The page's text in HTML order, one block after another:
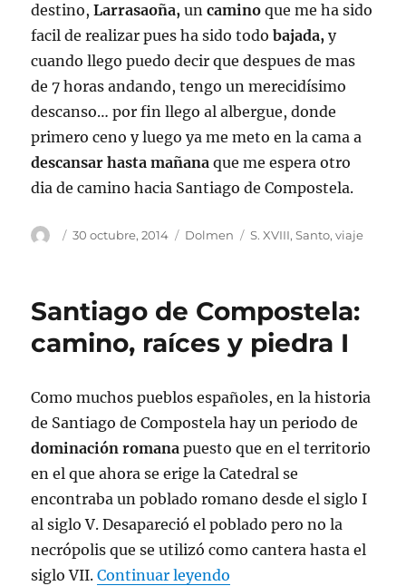
destino,Larrasaoña, uncamino que me ha sido
facil de realizar pues ha sido todobajada, y
cuando llego puedo decir que despues de mas
de 7 horas andando, tengo un merecidísimo
descanso… por fin llego al albergue, donde
primero ceno y luego ya me meto en la cama a
descansar hasta mañana que me espera otro
dia de camino hacia Santiago de Compostela.
Autor
Publicado
30 octubre, 2014 Categorías
Dolmen Etiquetas
S. XVIII,Santo,viaje
Santiago de Compostela:
camino, raíces y piedra I
Como muchos pueblos españoles, en la historia
de Santiago de Compostela hay un periodo de
dominación romana puesto que en el territorio
en el que ahora se erige la Catedral se
encontraba un poblado romano desde el siglo I
al siglo V. Desapareció el poblado pero no la
necrópolis que se utilizó como cantera hasta el
siglo VII.Continuar leyendo